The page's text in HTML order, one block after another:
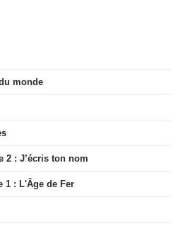
monde
2 : J’écris ton nom
1 : L'Âge de Fer